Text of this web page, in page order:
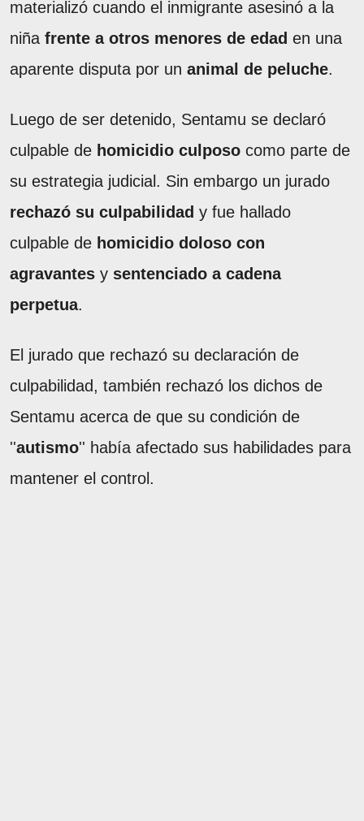
materializó cuando el inmigrante asesinó a la
niña frente a otros menores de edad en una
aparente disputa por un animal de peluche.
Luego de ser detenido, Sentamu se declaró
culpable de homicidio culposo como parte de
su estrategia judicial. Sin embargo un jurado
rechazó su culpabilidad y fue hallado
culpable de homicidio doloso con
agravantes y sentenciado a cadena
perpetua.
El jurado que rechazó su declaración de
culpabilidad, también rechazó los dichos de
Sentamu acerca de que su condición de
''autismo'' había afectado sus habilidades para
mantener el control.